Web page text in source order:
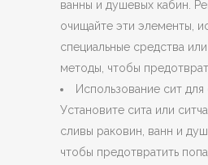
ванны и душевых кабин.
очищайте эти элементы,
специальные средства
методы, чтобы
Использование сит для
Установите сита или
сливы раковин, ванн и
чтобы предотвратить